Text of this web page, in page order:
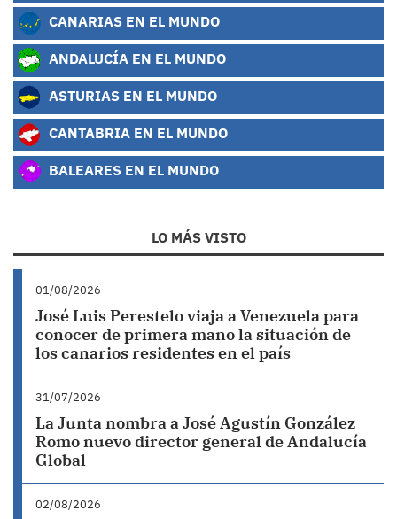
CANARIAS EN EL MUNDO
ANDALUCÍA EN EL MUNDO
ASTURIAS EN EL MUNDO
CANTABRIA EN EL MUNDO
BALEARES EN EL MUNDO
LO MÁS VISTO
01/08/2026
José Luis Perestelo viaja a Venezuela para
conocer de primera mano la situación de
los canarios residentes en el país
31/07/2026
La Junta nombra a José Agustín González
Romo nuevo director general de Andalucía
Global
02/08/2026